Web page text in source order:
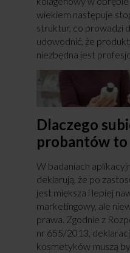
wiekiem następuje
struktur, co prowadzi
udowodnić, że
niezbędna jest
Dlaczego
probantów to
W badaniach
deklarują, że po
jest miększa i lepiej
marketingowy, ale
prawa. Zgodnie z
nr 655/2013,
kosmetyków muszą